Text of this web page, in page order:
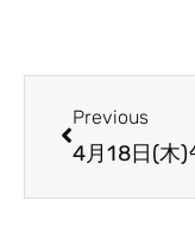
Previous